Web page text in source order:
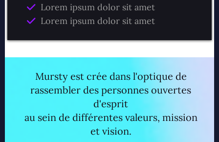
Lorem ipsum dolor sit amet
Lorem ipsum dolor sit amet
Mursty est crée dans l'optique de
rassembler des personnes ouvertes
d'esprit
au sein de différentes valeurs, mission
et vision.